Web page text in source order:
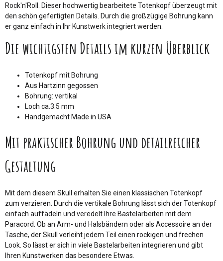
Rock'n'Roll. Dieser hochwertig bearbeitete Totenkopf überzeugt mit
den schön gefertigten Details. Durch die großzügige Bohrung kann
er ganz einfach in Ihr Kunstwerk integriert werden.
Die wichtigsten Details im kurzen Überblick
Totenkopf mit Bohrung
Aus Hartzinn gegossen
Bohrung: vertikal
Loch ca.3.5 mm
Handgemacht Made in USA
Mit praktischer Bohrung und detailreicher
Gestaltung
Mit dem diesem Skull erhalten Sie einen klassischen Totenkopf
zum verzieren. Durch die vertikale Bohrung lässt sich der Totenkopf
einfach auffädeln und veredelt Ihre Bastelarbeiten mit dem
Paracord. Ob an Arm- und Halsbändern oder als Accessoire an der
Tasche, der Skull verleiht jedem Teil einen rockigen und frechen
Look. So lässt er sich in viele Bastelarbeiten integrieren und gibt
Ihren Kunstwerken das besondere Etwas.